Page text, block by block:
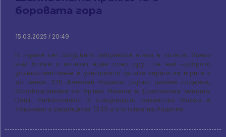
боровата гора
15.03.2025 / 20:49
В първия сет Surgutians забравиха атака в хотела: Удари
към блока и излизат един след друг. Не най -доброто
усъвършенстване е унищожило цялата верига на игрите и
до знака 3:10 Алексей Рудаков държи двойна подмяна,
Освобождаване на Артем Иванов и Диагонална младеж
Daniil Parkhomenko. В следващото равенство Маско е
сбъркано в рецепцията (3:11) и отстъпва на Родичев.